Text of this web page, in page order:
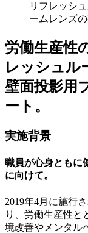
リフレッシ
ームレンズ
労働生産性
レッシュル
壁面投影用
ート。
実施背景
職員が心身ともに
に向けて。
2019年4月に施行
り、労働生産性と
境改善やメンタル